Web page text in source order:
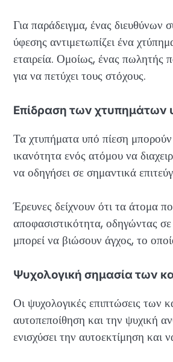
Για παράδειγμα, ένας διευθύνων
ύφεσης αντιμετωπίζει ένα
εταιρεία. Ομοίως, ένας πωλητής
για να πετύχει τους στόχους.
Επίδραση των χτυπημάτων
Τα χτυπήματα υπό πίεση
ικανότητα ενός ατόμου να
να οδηγήσει σε σημαντικά
Έρευνες δείχνουν ότι τα άτομα
αποφασιστικότητα, οδηγώντας
μπορεί να βιώσουν άγχος, το
Ψυχολογική σημασία των
Οι ψυχολογικές επιπτώσεις των
αυτοπεποίθηση και την ψυχική
ενισχύσει την αυτοεκτίμηση και